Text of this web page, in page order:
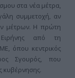
στα νέα μέτρα,
συμμετοχή, αν
μέτρων. Η πρώτη
από τη
όπου κεντρικός
Σγουρός, που
κυβέρνησης.